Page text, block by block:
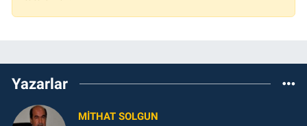
Yazarlar
MITHAT SOLGUN